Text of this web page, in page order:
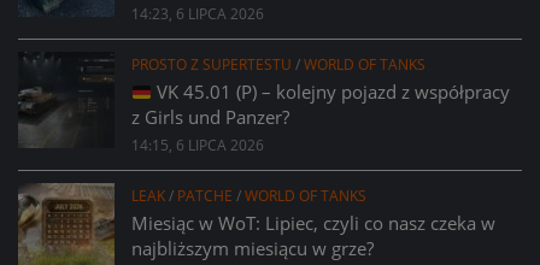
14:23, 6 LIPCA 2026
PROSTO Z SUPERTESTU /WORLD OF TANKS
VK 45.01 (P) – kolejny pojazd z współpracy
z Girls und Panzer?
14:15, 6 LIPCA 2026
LEAK/ PATCHE /WORLD OF TANKS
Miesiąc w WoT: Lipiec, czyli co nasz czeka w
najbliższym miesiącu w grze?